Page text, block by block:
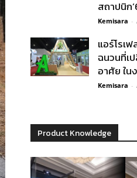
สถาปนิก
Kemisara -
แอร์โรเ
ฉนวนที่เ
อาศัย ใน
Kemisara -
Product Knowledge